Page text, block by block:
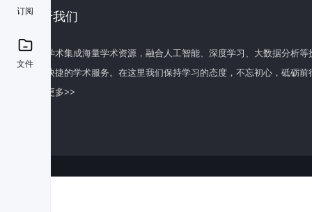
订阅
文件
关于我们
百度学术集成海量学术资源，融合人工智能、深度学习、大数据分析
全面快捷的学术服务。在这里我们保持学习的态度，不忘初心，砥砺前
了解更多>>